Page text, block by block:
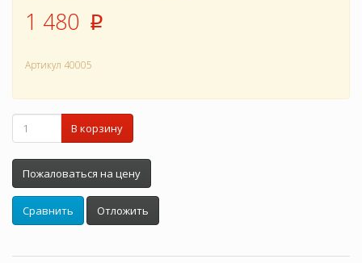
1 480 p
Артикул 40005
В корзину
Пожаловаться на цену
Сравнить Отложить